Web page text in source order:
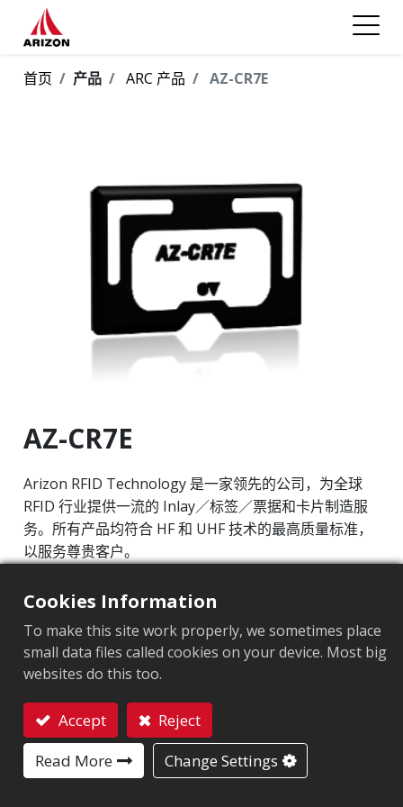
首页 产品 ARC 产品 AZ-CR7E
AZ-CR7E
Arizon RFID Technology 是一家领先的公司，为全球
RFID 行业提供一流的 Inlay／标签／票据和卡片制造服
务。所有产品均符合 HF 和 UHF 技术的最高质量标准，
以服务尊贵客户。
工作频率： 860MHz-960MHz
集成电路 (IC)： Impinj M700 series
协议： EPC Class1 Gen2 ‧ ISO/IEC 18000-63
ARC认证 :S
芯片:Impinj M700 Series
天线尺寸（mm）
22x12
Cookies Information
To make this site work properly, we sometimes place
small data files called cookies on your device. Most big
websites do this too.
Accept
Reject
Read More
Change Settings